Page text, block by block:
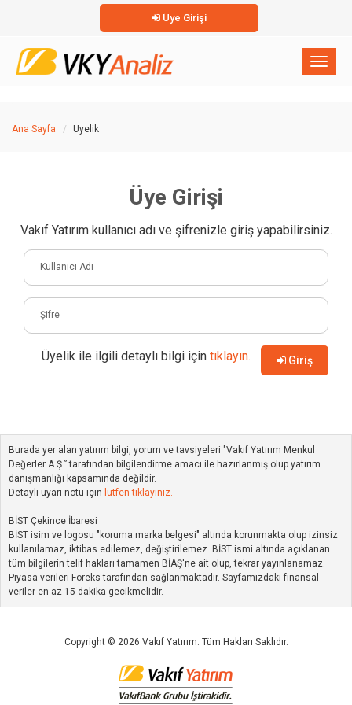
Üye Girişi
×
Ana Sayfa Üyelik
Üye Girişi
Vakıf Yatırım kullanıcı adı ve şifrenizle giriş yapabilirsiniz.
Giriş
Üyelik ile ilgili detaylı bilgi için tıklayın.
Burada yer alan yatırım bilgi, yorum ve tavsiyeleri "Vakıf Yatırım Menkul
Değerler A.Ş.” tarafından bilgilendirme amacı ile hazırlanmış olup yatırım
danışmanlığı kapsamında değildir.
Detaylı uyarı notu için lütfen tıklayınız.
BİST Çekince İbaresi
BİST isim ve logosu "koruma marka belgesi" altında korunmakta olup izinsiz
kullanılamaz, iktibas edilemez, değiştirilemez. BİST ismi altında açıklanan
tüm bilgilerin telif hakları tamamen BİAŞ'ne ait olup, tekrar yayınlanamaz.
Piyasa verileri Foreks tarafından sağlanmaktadır. Sayfamızdaki finansal
veriler en az 15 dakika gecikmelidir.
Copyright © 2026 Vakıf Yatırım. Tüm Hakları Saklıdır.